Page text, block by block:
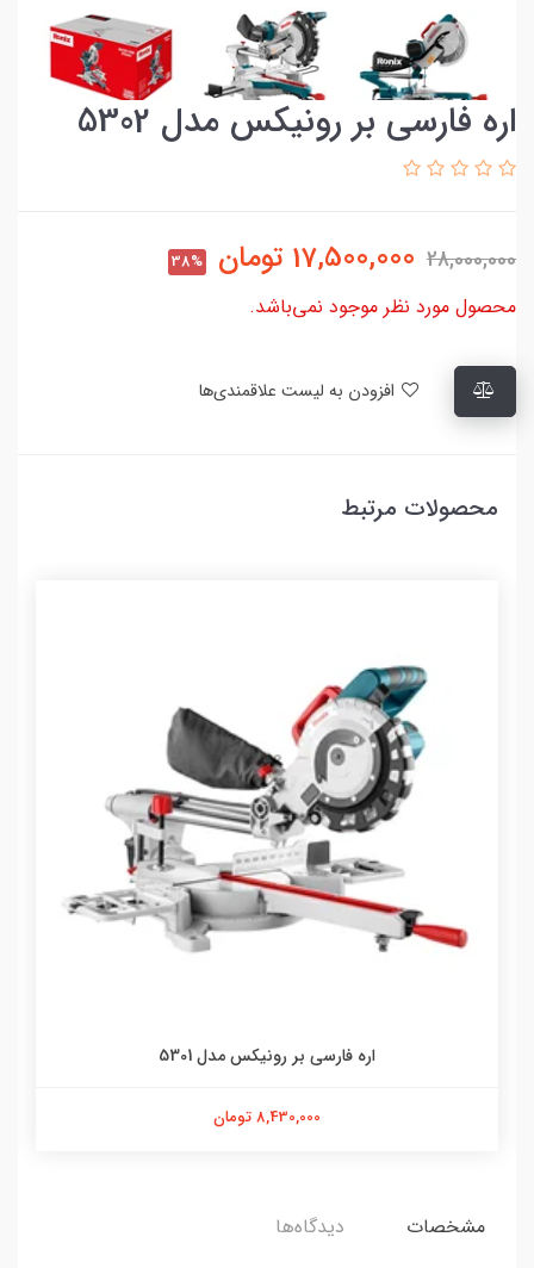
اره فارسی بر رونیکس مدل 5302
28,000,000
17,500,000 تومان 38%
محصول مورد نظر موجود نمی‌باشد.
محصولات مرتبط
اره فارسی بر رونیکس مدل 5301
8,430,000 تومان
مشخصات دیدگاه‌ها